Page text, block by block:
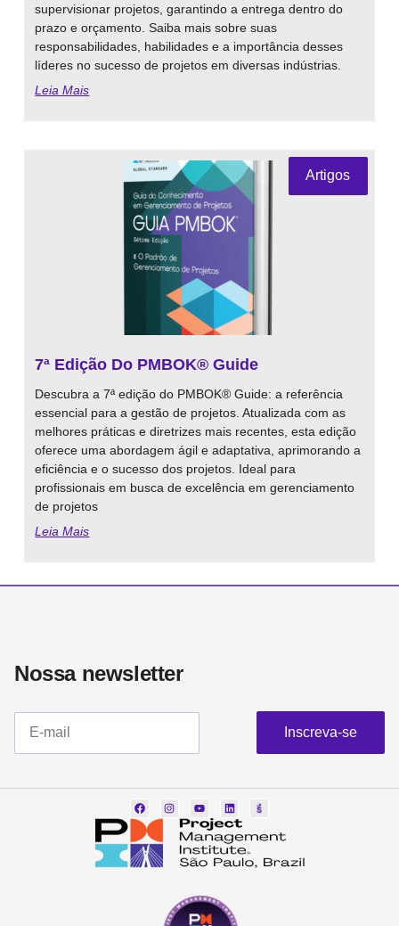
supervisionar projetos, garantindo a entrega dentro do
prazo e orçamento. Saiba mais sobre suas
responsabilidades, habilidades e a importância desses
líderes no sucesso de projetos em diversas indústrias.
Leia Mais
Artigos
7ª Edição Do PMBOK® Guide
Descubra a 7ª edição do PMBOK® Guide: a referência
essencial para a gestão de projetos. Atualizada com as
melhores práticas e diretrizes mais recentes, esta edição
oferece uma abordagem ágil e adaptativa, aprimorando a
eficiência e o sucesso dos projetos. Ideal para
profissionais em busca de excelência em gerenciamento
de projetos
Leia Mais
Nossa newsletter​
Inscreva-se